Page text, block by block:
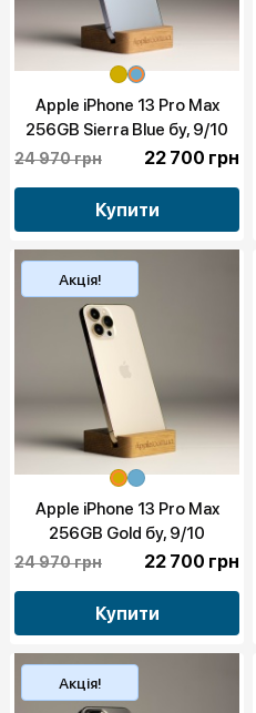
Apple iPhone 13 Pro Max
256GB Sierra Blue бу, 9/10
24 970 грн 22 700 грн
Купити
Акція!
Apple iPhone 13 Pro Max
256GB Gold бу, 9/10
24 970 грн 22 700 грн
Купити
Акція!